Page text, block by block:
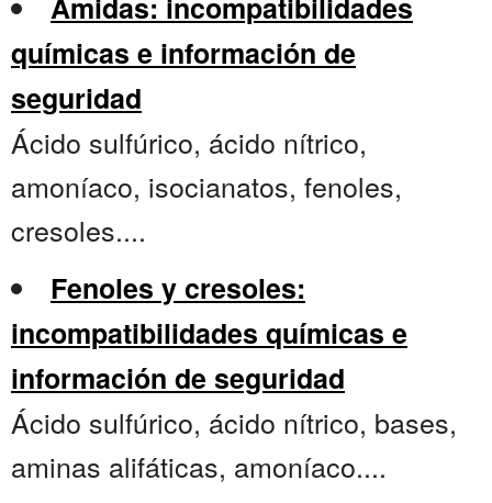
químicas e información de
seguridad
Ácido sulfúrico, ácido nítrico,
amoníaco, isocianatos, fenoles,
cresoles....
Fenoles y cresoles:
incompatibilidades químicas e
información de seguridad
Ácido sulfúrico, ácido nítrico, bases,
aminas alifáticas, amoníaco....